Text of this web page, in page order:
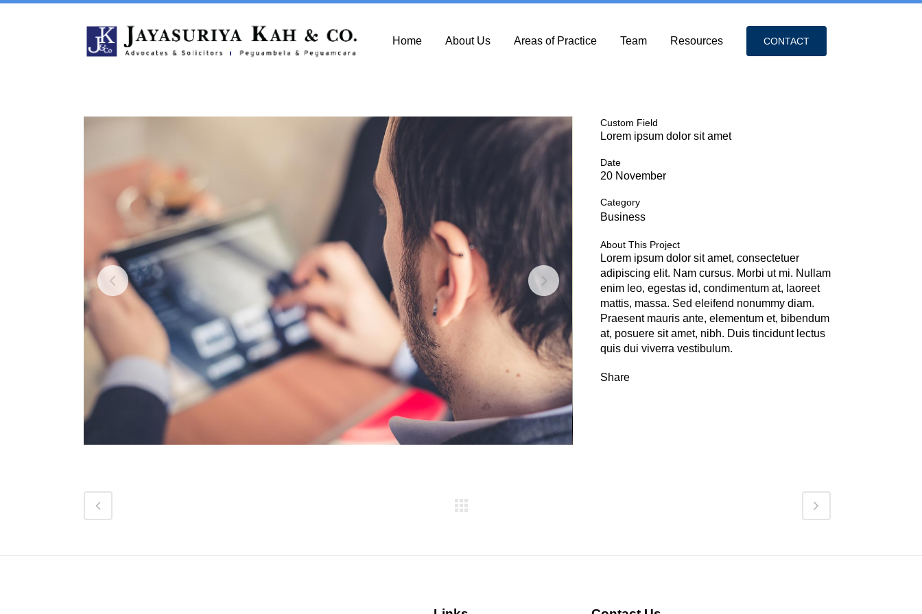
CONTACT
Home About Us Areas of Practice Team Resources
Custom Field
Lorem ipsum dolor sit amet
Date
20 November
Category
Business
About This Project
Lorem ipsum dolor sit amet, consectetuer
adipiscing elit. Nam cursus. Morbi ut mi. Nullam
enim leo, egestas id, condimentum at, laoreet
mattis, massa. Sed eleifend nonummy diam.
Praesent mauris ante, elementum et, bibendum
at, posuere sit amet, nibh. Duis tincidunt lectus
quis dui viverra vestibulum.
Share